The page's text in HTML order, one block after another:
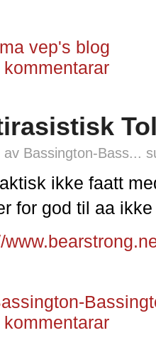
vep's blog
kommentarar
av Bassington-Bass...
ikke faatt
for god til aa
kommentarar